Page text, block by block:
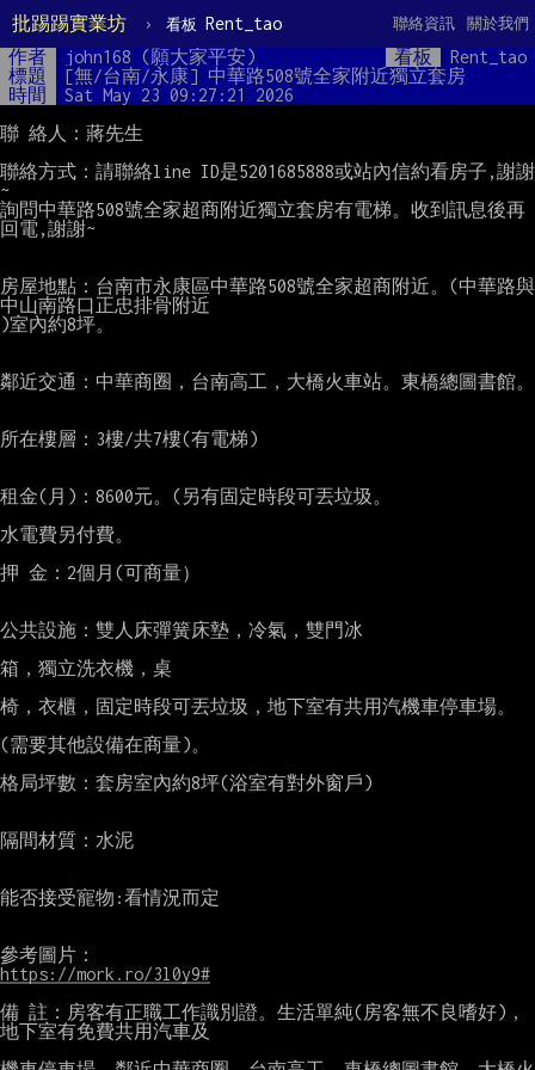
批踢踢實業坊 › 看板 Rent_tao 關於我們
聯絡資訊
作者 john168 (願大家平安) 看板
Rent_tao
標題
[無/台南/永康] 中華路508號全家附近獨立套房
時間
Sat May 23 09:27:21 2026
聯 絡人：蔣先生
聯絡方式：請聯絡line ID是5201685888或站內信約看房子,謝謝
~
詢問中華路508號全家超商附近獨立套房有電梯。收到訊息後再
回電,謝謝~
房屋地點：台南市永康區中華路508號全家超商附近。(中華路與
中山南路口正忠排骨附近
)室內約8坪。
鄰近交通：中華商圈，台南高工，大橋火車站。東橋總圖書館。
所在樓層：3樓/共7樓(有電梯)
租金(月)：8600元。(另有固定時段可丟垃圾。
水電費另付費。
押 金：2個月(可商量）
公共設施：雙人床彈簧床墊，冷氣，雙門冰
箱，獨立洗衣機，桌
椅，衣櫃，固定時段可丟垃圾，地下室有共用汽機車停車場。
(需要其他設備在商量)。
格局坪數：套房室內約8坪(浴室有對外窗戶)
隔間材質：水泥
能否接受寵物:看情況而定
https://mork.ro/3l0y9#
備 註：房客有正職工作識別證。生活單純(房客無不良嗜好)，
地下室有免費共用汽車及